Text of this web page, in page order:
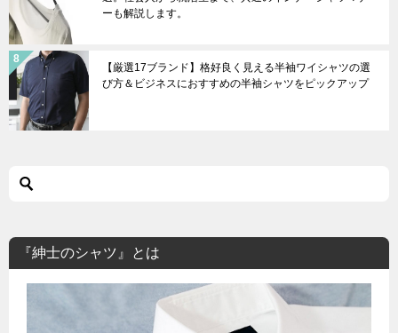
ーも解説します。
【厳選17ブランド】格好良く見える半袖ワイシャツの選
び方＆ビジネスにおすすめの半袖シャツをピックアップ
『紳士のシャツ』とは